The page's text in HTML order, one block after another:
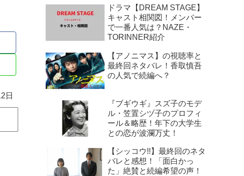
日
ドラマ【DREAM STAGE】
キャスト相関図！メンバー
で一番人気は？NAZE・
TORINNER紹介
【アノニマス】の視聴率と
最終回ネタバレ！香取慎吾
の人気で続編へ？
『ブギウギ』スズ子のモデ
ル・笠置シヅ子のプロフィ
ール＆略歴！年下の大学生
との恋が波瀾万丈！
【シッコウ!!】最終回のネタ
バレと感想！「面白かっ
た」絶賛と続編希望の声！